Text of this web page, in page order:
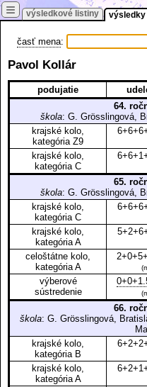
výsledkové listiny výsledky
≡
časť mena:
Pavol Kollár
podujatie
64.
škola: G. Grösslingová,
krajské kolo,
kategória Z9
krajské kolo,
kategória C
65.
škola: G. Grösslingová,
krajské kolo,
kategória C
krajské kolo,
kategória A
celoštátne kolo,
kategória A
výberové
sústredenie
66.
škola: G. Grösslingová,
krajské kolo,
kategória B
krajské kolo,
kategória A